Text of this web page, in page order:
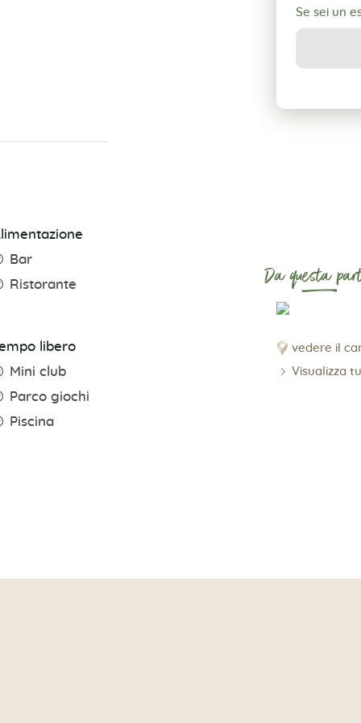
Bar
Ristorante
libero
Mini club
Parco giochi
Piscina
Se sei un
Da questa
vedere il
Visualizza